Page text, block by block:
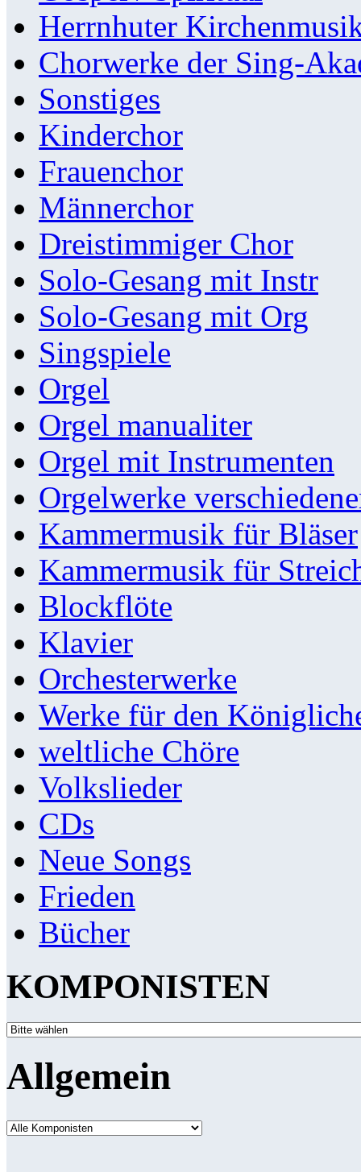
Herrnhuter
Chorwerke der Sing-
Sonstiges
Kinderchor
Frauenchor
Männerchor
Dreistimmiger Chor
Solo-Gesang mit Instr
Solo-Gesang mit Org
Singspiele
Orgel
Orgel manualiter
Orgel mit Instrumenten
Orgelwerke
Kammermusik für Bläser
Kammermusik für
Blockflöte
Klavier
Orchesterwerke
Werke für den
weltliche Chöre
Volkslieder
CDs
Neue Songs
Frieden
Bücher
KOMPONISTEN
Allgemein